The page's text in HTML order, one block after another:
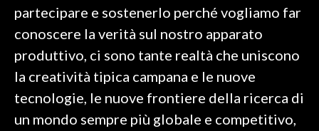
partecipare e sostenerlo perché vogliamo far
conoscere la verità sul nostro apparato
produttivo, ci sono tante realtà che uniscono
la creatività tipica campana e le nuove
tecnologie, le nuove frontiere della ricerca di
un mondo sempre più globale e competitivo,